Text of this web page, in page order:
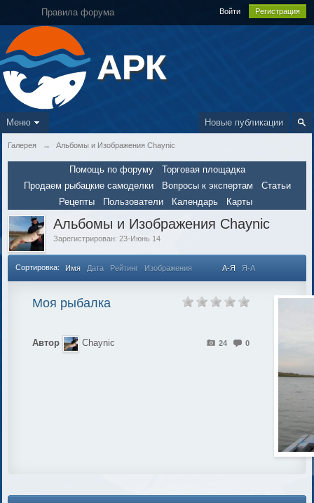
Правила форума Войти Регистрация
АРК
Новые публикации
Меню
Галерея → Альбомы и Изображения Chaynic
Помощь по форуму
Торговая площадка
Продаем рыбацкие самоделки
Вопросы к экспертам
Статьи
Рецепты
Пользователи Календарь Карты
Альбомы и Изображения Chaynic
Зарегистрирован: 23-Июнь 14
Сортировка: Имя Дата Рейтинг Изображения А-Я Я-А
Моя рыбалка
24 0
Автор Chaynic